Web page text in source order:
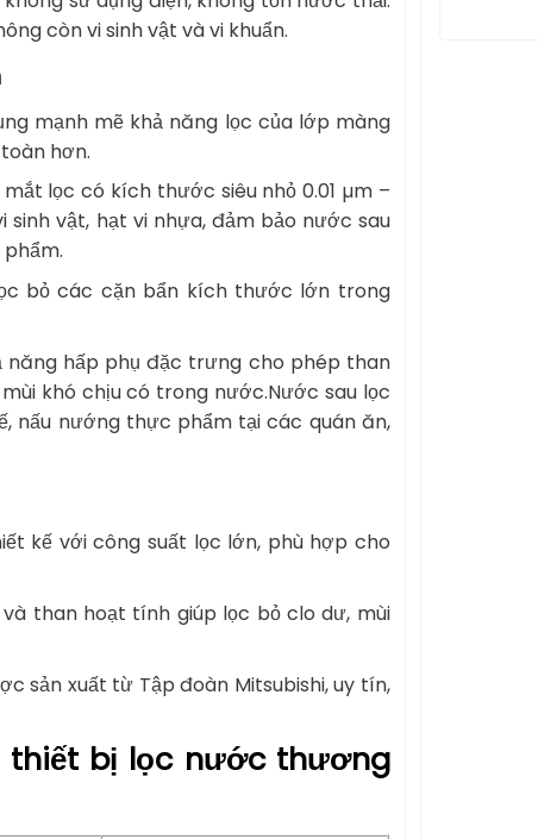
còn vi sinh vật và vi khuẩn.
mạnh mẽ khả năng lọc của lớp màng
hơn.
lọc có kích thước siêu nhỏ 0.01 µm –
sinh vật, hạt vi nhựa, đảm bảo nước sau
bỏ các cặn bẩn kích thước lớn trong
năng hấp phụ đặc trưng cho phép than
khó chịu có trong nước.Nước sau lọc
nấu nướng thực phẩm tại các quán ăn,
kế với công suất lọc lớn, phù hợp cho
và than hoạt tính giúp lọc bỏ clo dư, mùi
sản xuất từ Tập đoàn Mitsubishi, uy tín,
thiết bị lọc nước thương